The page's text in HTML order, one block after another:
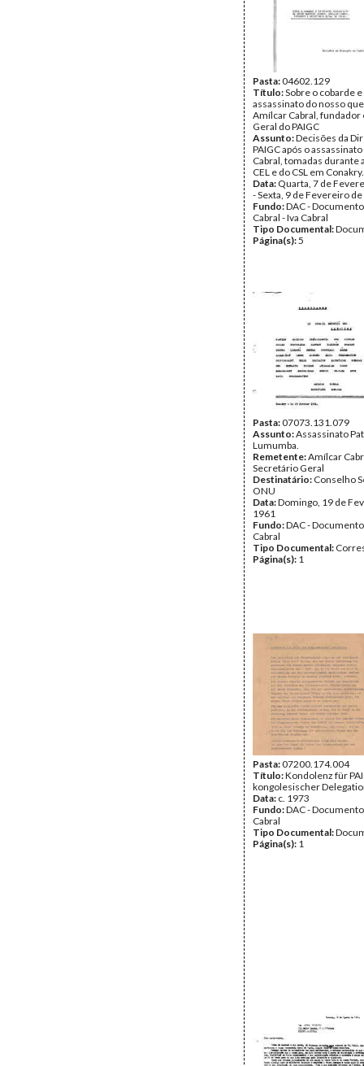
Pasta:04602.129
Título:Sobre o cobarde
assassinato do nosso
Amílcar Cabral, fundador
Geral do PAIGC
Assunto:Decisões da
PAIGC após o
Cabral, tomadas durante
CEL e do CSL em Conakry.
Data: Quarta, 7 de
- Sexta, 9 de Fevereiro
Fundo:DAC -
Cabral - Iva Cabral
Tipo Documental:
Página(s):5
Pasta:07073.131.079
Assunto:Assassinato
Lumumba.
Remetente:Amílcar
Secretário Geral
Destinatário: Conselho
ONU
Data:Domingo, 19 de
1961
Fundo:DAC -
Cabral
Tipo Documental:
Página(s): 1
Pasta:07200.174.004
Título:Kondolenz für
kongolesischer
Data: c. 1973
Fundo:DAC -
Cabral
Tipo Documental:
Página(s): 1